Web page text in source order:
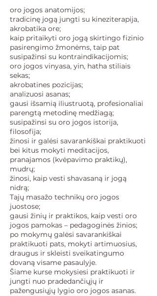
oro jogos anatomijos;
tradicinę jogą jungti su kineziterapija,
akrobatika ore;
kaip pritaikyti oro jogą skirtingo fizinio
pasirengimo žmonėms, taip pat
susipažinsi su kontraindikacijomis;
oro jogos vinyasa, yin, hatha stiliais
sekas;
akrobatines pozicijas;
analizuosi asanas;
gausi išsamią iliustruotą, profesionaliai
parengtą metodinę medžiagą;
susipažinsi su oro jogos istorija,
filosofija;
žinosi ir galėsi savarankiškai praktikuoti
bei kitus mokyti meditacijos,
pranajamos (kvėpavimo praktikų),
mudrų;
žinosi, kaip vesti shavasaną ir jogą
nidrą;
Tajų masažo technikų oro jogos
juostose;
gausi žinių ir praktikos, kaip vesti oro
jogos pamokas – pedagoginės žinios;
po mokymų galėsi savarankiškai
praktikuoti pats, mokyti artimuosius,
draugus ir skleisti sveikatingumo
dovaną visame pasaulyje.
Šiame kurse mokysiesi praktikuoti ir
jungti nuo pradedančiųjų ir
pažengusiųjų lygio oro jogos asanas.